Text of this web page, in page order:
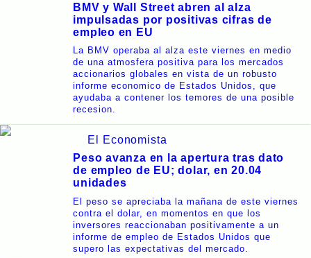
BMV y Wall Street abren al alza
impulsadas por positivas cifras de
empleo en EU
La BMV operaba al alza este viernes en medio
de una atmosfera positiva para los mercados
accionarios globales en vista de un robusto
informe economico de Estados Unidos, que
ayudaba a contener los temores de una posible
recesion.
El Economista
Peso avanza en la apertura tras dato
de empleo de EU; dolar, en 20.04
unidades
El peso se apreciaba la mañana de este viernes
contra el dolar, en momentos en que los
inversores reaccionaban positivamente a un
informe de empleo de Estados Unidos que
supero las expectativas del mercado.